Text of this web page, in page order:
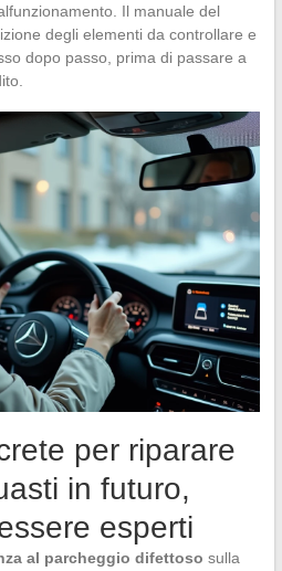
Il manuale del
degli elementi da controllare e
dopo passo, prima di passare a
per riparare
in futuro,
esperti
al parcheggio difettoso sulla